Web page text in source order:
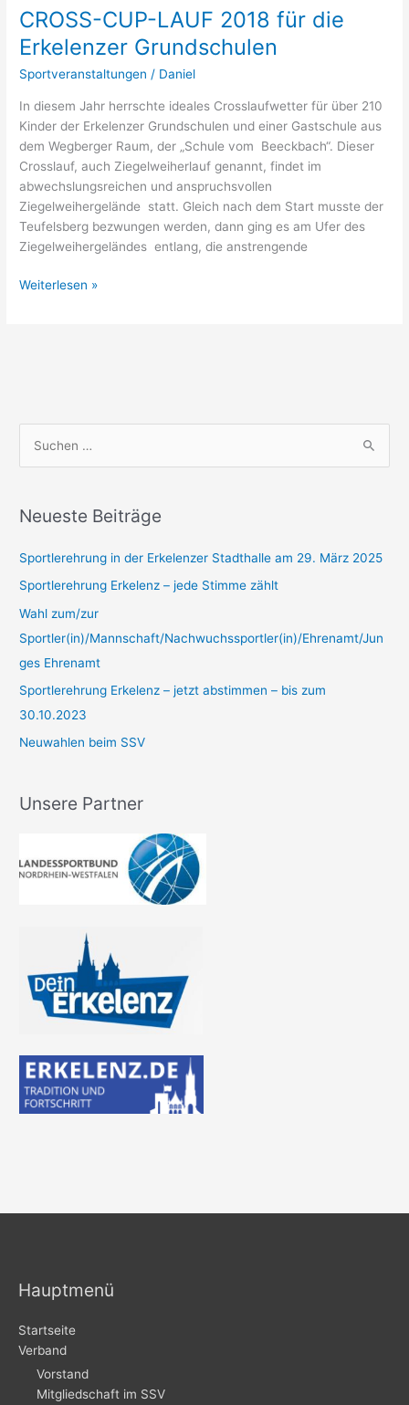
CROSS-CUP-LAUF 2018 für die
Erkelenzer Grundschulen
Sportveranstaltungen / Daniel
In diesem Jahr herrschte ideales Crosslaufwetter für über 210
Kinder der Erkelenzer Grundschulen und einer Gastschule aus
dem Wegberger Raum, der „Schule vom Beeckbach“. Dieser
Crosslauf, auch Ziegelweiherlauf genannt, findet im
abwechslungsreichen und anspruchsvollen
Ziegelweihergelände statt. Gleich nach dem Start musste der
Teufelsberg bezwungen werden, dann ging es am Ufer des
Ziegelweihergeländes entlang, die anstrengende
CROSS-
Grundschulen
Weiterlesen »
h
n
n
a
c
h
Neueste Beiträge
Sportlerehrung in der Erkelenzer Stadthalle am 29. März 2025
Sportlerehrung Erkelenz – jede Stimme zählt
Wahl zum/zur
Sportler(in)/Mannschaft/Nachwuchssportler(in)/Ehrenamt/Jun
ges Ehrenamt
Sportlerehrung Erkelenz – jetzt abstimmen – bis zum
30.10.2023
Neuwahlen beim SSV
Unsere Partner
Hauptmenü
Startseite
Verband
Vorstand
Mitgliedschaft im SSV